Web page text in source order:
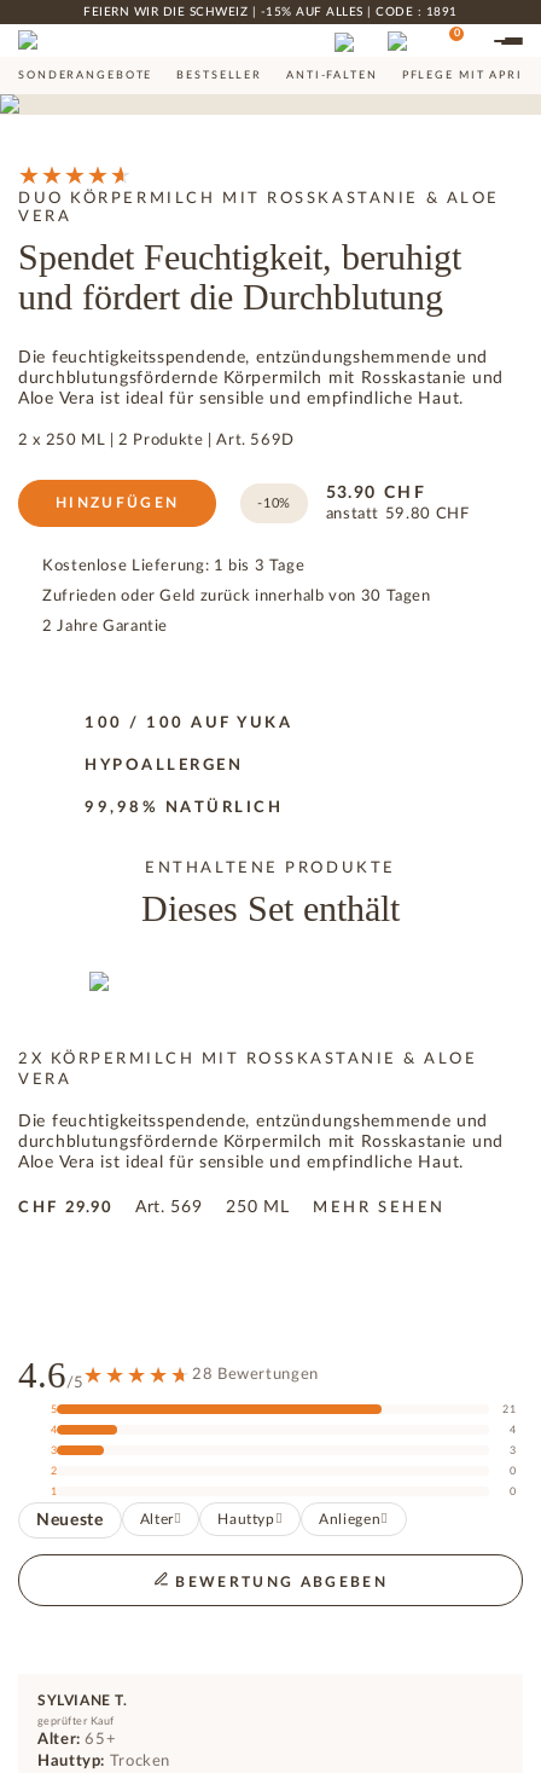
FEIERN WIR DIE SCHWEIZ | -15% AUF ALLES | CODE : 1891
0
SONDERANGEBOTE BESTSELLER ANTI-FALTEN PFLEGE MIT
DUO KÖRPERMILCH MIT ROSSKASTANIE & ALOE
VERA
Spendet Feuchtigkeit, beruhigt
und fördert die Durchblutung
Die feuchtigkeitsspendende, entzündungshemmende und
durchblutungsfördernde Körpermilch mit Rosskastanie und
Aloe Vera ist ideal für sensible und empfindliche Haut.
2 x 250 ML | 2 Produkte |Art. 569D
HINZUFÜGEN -10%
53.90 CHF
anstatt 59.80 CHF
Kostenlose Lieferung: 1 bis 3 Tage
Zufrieden oder Geld zurück innerhalb von 30 Tagen
2 Jahre Garantie
100 / 100 AUF YUKA
HYPOALLERGEN
99,98% NATÜRLICH
ENTHALTENE PRODUKTE
Dieses Set enthält
2X KÖRPERMILCH MIT ROSSKASTANIE & ALOE
VERA
Die feuchtigkeitsspendende, entzündungshemmende und
durchblutungsfördernde Körpermilch mit Rosskastanie und
Aloe Vera ist ideal für sensible und empfindliche Haut.
CHF29.90 Art. 569 250 ML MEHR SEHEN
4.6/5 28 Bewertungen
5
21
4
4
3
3
2
0
1
0
Neueste Alter Hauttyp Anliegen
BEWERTUNG ABGEBEN
SYLVIANE T.
geprüfter Kauf
Alter: 65+
Hauttyp: Trocken